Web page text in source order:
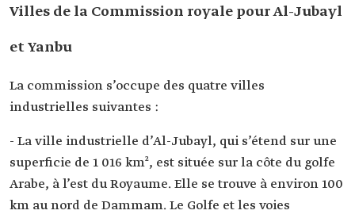
Villes de la Commission royale pour Al-Jubayl
et Yanbu
La commission s’occupe des quatre villes
industrielles suivantes :
- La ville industrielle d’Al-Jubayl, qui s’étend sur une
superficie de 1 016 km², est située sur la côte du golfe
Arabe, à l’est du Royaume. Elle se trouve à environ 100
km au nord de Dammam. Le Golfe et les voies